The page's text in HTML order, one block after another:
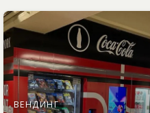
ВЕНДИНГ